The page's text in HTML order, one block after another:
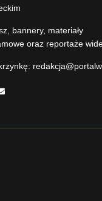
bannery, materiały
oraz reportaże